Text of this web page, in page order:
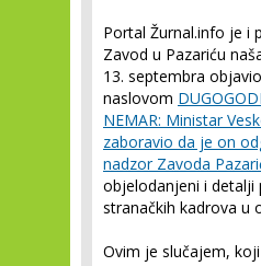
Portal Žurnal.info je i
Zavod u Pazariću
13. septembra
naslovom
NEMAR: Ministar
zaboravio da je on
nadzor Zavoda
objelodanjeni i detalji
stranačkih kadrova u
Ovim je slučajem,